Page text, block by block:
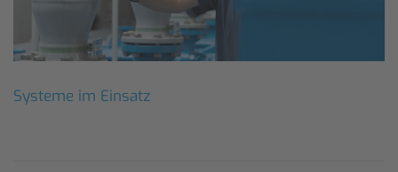
Systeme im Einsatz